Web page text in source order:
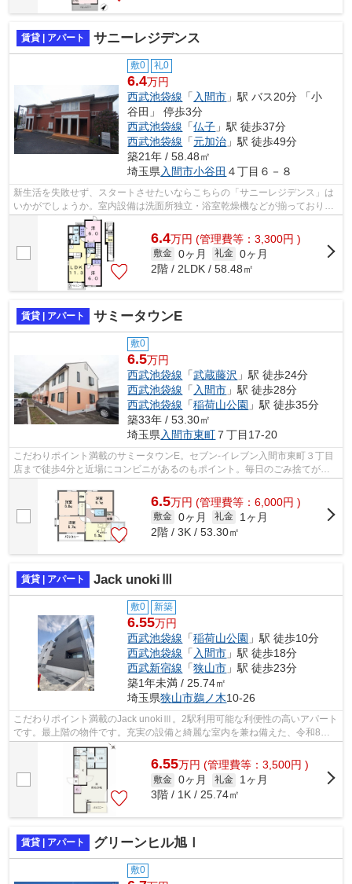
賃貸 | アパート サニーレジデンス
敷0 礼0
6.4万円
西武池袋線 「 入間市 」駅 バス20分 「小
谷田」 停歩3分
西武池袋線 「仏子 」駅 徒歩37分
西武池袋線 「元加治 」駅 徒歩49分
築21年 / 58.48㎡
埼玉県入間市小谷田 ４丁目６－８
新生活を失敗せず、スタートさせたいならこちらの「サニーレジデンス」は
いかがでしょうか。室内設備は洗面所独立・浴室乾燥機などが揃っており、
とても充実しています。暑い夏、寒い...
6.4万円 (管理費等：3,300円 )
敷金 0ヶ月 礼金 0ヶ月
2階 / 2LDK / 58.48㎡
賃貸 | アパート サミータウンE
敷0
6.5万円
西武池袋線 「武蔵藤沢 」駅 徒歩24分
西武池袋線 「 入間市 」駅 徒歩28分
西武池袋線 「稲荷山公園 」駅 徒歩35分
築33年 / 53.30㎡
埼玉県 入間市東町 ７丁目17-20
こだわりポイント満載のサミータウンE。セブン-イレブン入間市東町３丁目
店まで徒歩4分と近場にコンビニがあるのもポイント。毎日のごみ捨てが楽
6.5万円 (管理費等：6,000円 )
敷金 0ヶ月 礼金
1ヶ月
2階 / 3K / 53.30㎡
賃貸 | アパート Jack unokiⅢ
敷0 新築
6.55万円
西武池袋線 「稲荷山公園 」駅 徒歩10分
西武池袋線 「 入間市 」駅 徒歩18分
西武新宿線 「狭山市 」駅 徒歩23分
築1年未満 / 25.74㎡
埼玉県狭山市鵜ノ木10-26
こだわりポイント満載のJack unokiⅢ。2駅利用可能な利便性の高いアパート
です。最上階の物件です。充実の設備と綺麗な室内を兼ね備えた、令和8年
築の物件です。有限会社 山陽住宅では...
6.55万円 (管理費等：3,500円 )
敷金 0ヶ月 礼金
1ヶ月
3階 / 1K / 25.74㎡
賃貸 | アパート グリーンヒル旭Ⅰ
敷0